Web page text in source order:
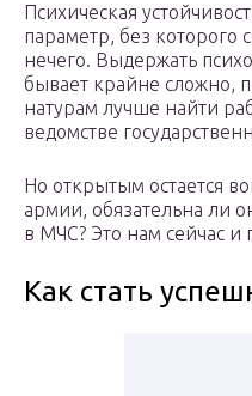
Психическая
параметр, без которого
нечего. Выдержать
бывает крайне сложно,
натурам лучше найти
ведомстве
Но открытым остается
армии, обязательна ли
в МЧС? Это нам сейчас и
Как стать